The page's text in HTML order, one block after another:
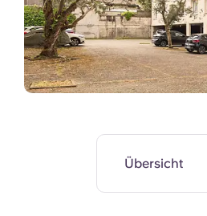
Übersicht